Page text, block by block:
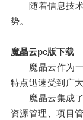
随着信息技术
势。
魔晶云pc版下载
魔晶云作为一
特点迅速受到广
魔晶云集成了
资源管理、项目